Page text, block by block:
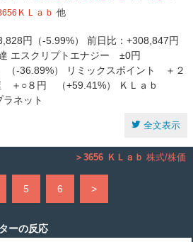
ＫＬａｂ 他
円（-5.99%） 前日比：+308,847円
達 エスクリプトエナジー ±0円
-36.89%） リミックスポイント ＋２
＋○８円 （+59.41%） ＫＬａｂ
ネット
全文表示
3656 ＫＬａｂ 株式/株価
5 6 >
ーの反応